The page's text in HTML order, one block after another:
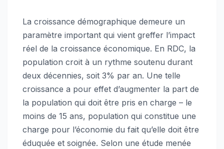
La croissance démographique demeure un
paramètre important qui vient greffer l’impact
réel de la croissance économique. En RDC, la
population croit à un rythme soutenu durant
deux décennies, soit 3% par an. Une telle
croissance a pour effet d’augmenter la part de
la population qui doit être pris en charge – le
moins de 15 ans, population qui constitue une
charge pour l’économie du fait qu’elle doit être
éduquée et soignée. Selon une étude menée